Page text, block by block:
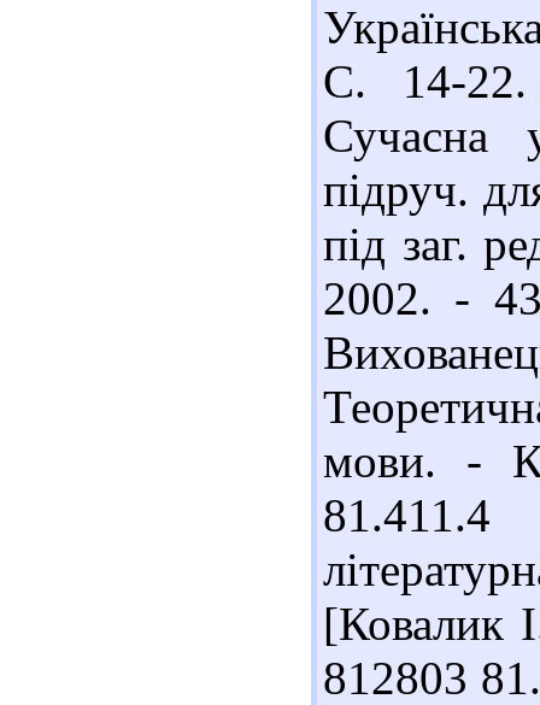
С. 14-
Сучасна
підруч.
під заг.
2002. -
мови. -
[Ковалик
812803